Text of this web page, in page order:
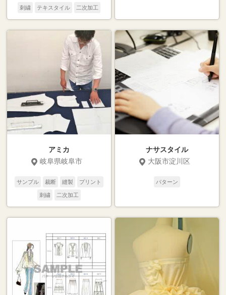
刺繍 テキスタイル 二次加工
アミカ
岐阜県岐阜市
サンプル 裁断 縫製 プリント
刺繍 二次加工
ナサスタイル
大阪市淀川区
パターン